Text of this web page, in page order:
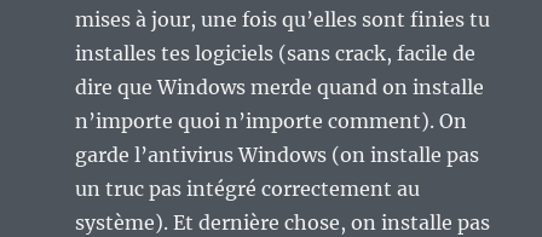
mises à jour, une fois qu’elles sont finies tu
installes tes logiciels (sans crack, facile de
dire que Windows merde quand on installe
n’importe quoi n’importe comment). On
garde l’antivirus Windows (on installe pas
un truc pas intégré correctement au
système). Et dernière chose, on installe pas